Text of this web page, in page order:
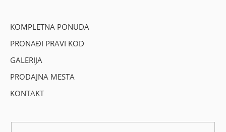
KOMPLETNA PONUDA
PRONAĐI PRAVI KOD
GALERIJA
PRODAJNA MESTA
KONTAKT